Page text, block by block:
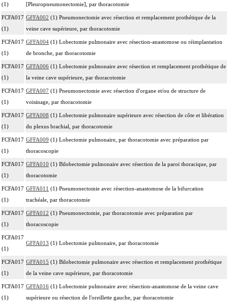
(1)
[Pleuropneumonectomie], par thoracotomie
FCFA017
(1)
GFFA002 (1) Pneumonectomie avec résection et remplacement prothétique de la
veine cave supérieure, par thoracotomie
FCFA017
(1)
GFFA004 (1) Lobectomie pulmonaire avec résection-anastomose ou réimplantation
de bronche, par thoracotomie
FCFA017
(1)
GFFA006 (1) Lobectomie pulmonaire avec résection et remplacement prothétique de
la veine cave supérieure, par thoracotomie
FCFA017
(1)
GFFA007 (1) Pneumonectomie avec résection d'organe et/ou de structure de
voisinage, par thoracotomie
FCFA017
(1)
GFFA008 (1) Lobectomie pulmonaire supérieure avec résection de côte et libération
du plexus brachial, par thoracotomie
FCFA017
(1)
GFFA009 (1) Lobectomie pulmonaire, par thoracotomie avec préparation par
thoracoscopie
FCFA017
(1)
GFFA010 (1) Bilobectomie pulmonaire avec résection de la paroi thoracique, par
thoracotomie
FCFA017
(1)
GFFA011 (1) Pneumonectomie avec résection-anastomose de la bifurcation
trachéale, par thoracotomie
FCFA017
(1)
GFFA012 (1) Pneumonectomie, par thoracotomie avec préparation par
thoracoscopie
FCFA017
(1)
GFFA013 (1) Lobectomie pulmonaire, par thoracotomie
FCFA017
(1)
GFFA015 (1) Bilobectomie pulmonaire avec résection et remplacement prothétique
de la veine cave supérieure, par thoracotomie
FCFA017
(1)
GFFA016 (1) Lobectomie pulmonaire avec résection-anastomose de la veine cave
supérieure ou résection de l'oreillette gauche, par thoracotomie